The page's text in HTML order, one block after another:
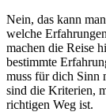
Nein, das kann
welche
machen die Reise
bestimmte
muss für dich Sinn
sind die Kriterien,
richtigen Weg ist.